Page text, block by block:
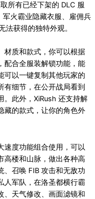
所有已经下架的 DLC 服
火霸业隐藏衣服、雇佣兵
法获得的独特外观。
材质和款式，你可以根据
配合全服装解锁功能，能
可以一键复制其他玩家的
有细节，在公开战局看到
。此外，XiRush 还支持解
藏的款式，让你的角色外
速度功能组合使用，可以
高楼和山脉，做出各种高
、召唤 FIB 攻击和无敌功
人军队，在洛圣都横行霸
、天气修改、画面滤镜和